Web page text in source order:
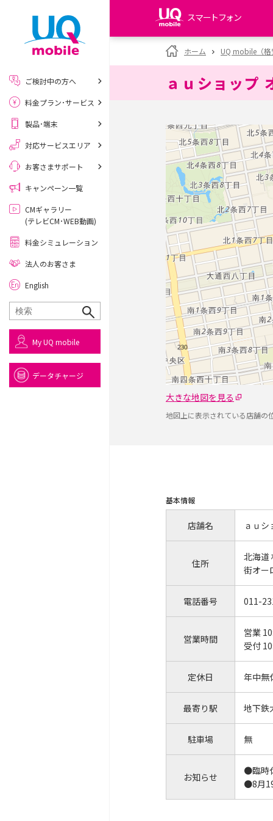
スマートフォン
my UQ WiMAX
UQ WiMAX ご契約の方
My UQ mobile
UQ mobile
データチャージサイト
ホーム UQ mobile（
ａｕショップ
大きな地図を見る
地図上に表示されている店舗の
基本情報
店舗名 ａｕ
住所
北海道
街オー
電話番号 011-
営業時間
営業
受付
定休日 年中無
最寄り駅 地下鉄
駐車場 無
お知らせ
●臨時
●8月
ご検討中の方へ
料金プラン･サービス
製品･端末
対応サービスエリア
お客さまサポート
キャンペーン一覧
CMギャラリー
(テレビCM･WEB動画)
料金シミュレーション
法人のお客さま
English
My UQ mobile
データチャージ